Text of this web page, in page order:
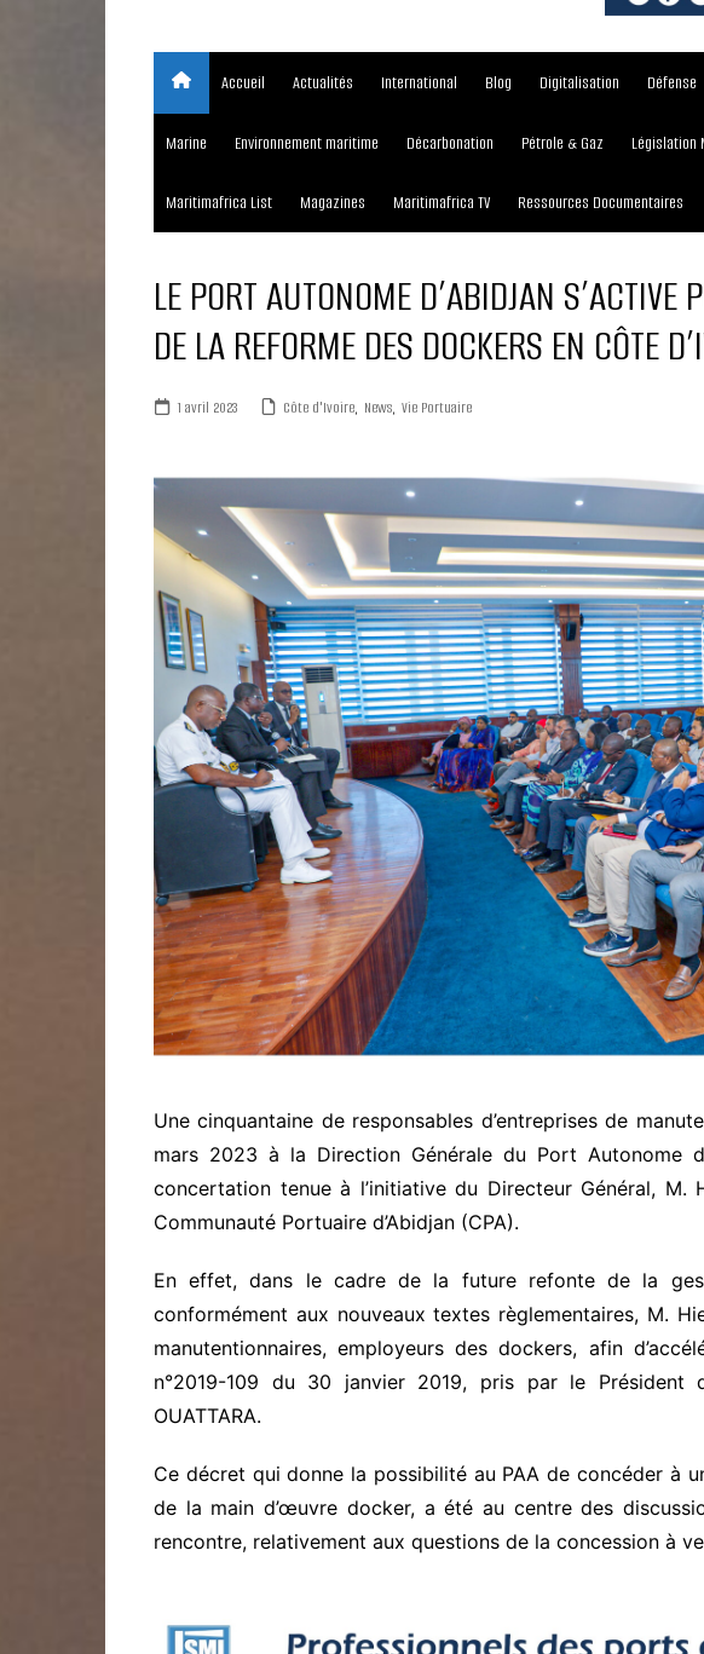
Accueil Actualités International Blog Digitalisation Défense
Marine Environnement maritime Décarbonation Pétrole & Gaz Législation
Maritimafrica List Magazines Maritimafrica TV Ressources Documentaires
LE PORT AUTONOME D’ABIDJAN S’ACTIVE
DE LA REFORME DES DOCKERS EN CÔTE
1 avril 2023 Côte d'Ivoire, News, Vie Portuaire
Une cinquantaine de responsables d’entreprises de
mars 2023 à la Direction Générale du Port Autonome
concertation tenue à l’initiative du Directeur Général, M.
Communauté Portuaire d’Abidjan (CPA).
En effet, dans le cadre de la future refonte de la
conformément aux nouveaux textes règlementaires, M.
manutentionnaires, employeurs des dockers, afin
n°2019-109 du 30 janvier 2019, pris par le Président
OUATTARA.
Ce décret qui donne la possibilité au PAA de concéder à
de la main d’œuvre docker, a été au centre des
rencontre, relativement aux questions de la concession à